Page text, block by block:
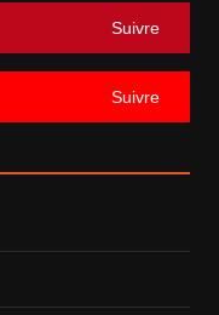
Suivre
Suivre